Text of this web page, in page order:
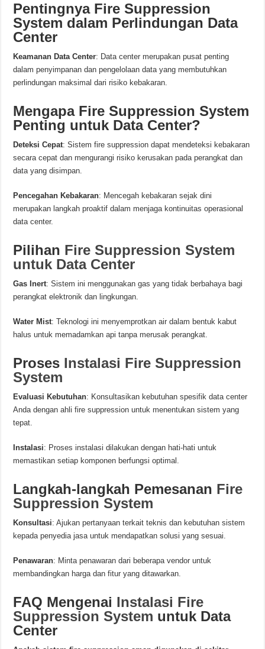
Pentingnya Fire Suppression
System dalam Perlindungan Data
Center
Keamanan Data Center: Data center merupakan pusat penting
dalam penyimpanan dan pengelolaan data yang membutuhkan
perlindungan maksimal dari risiko kebakaran.
Mengapa Fire Suppression System
Penting untuk Data Center?
Deteksi Cepat: Sistem fire suppression dapat mendeteksi kebakaran
secara cepat dan mengurangi risiko kerusakan pada perangkat dan
data yang disimpan.
Pencegahan Kebakaran: Mencegah kebakaran sejak dini
merupakan langkah proaktif dalam menjaga kontinuitas operasional
data center.
Pilihan Fire Suppression System
untuk Data Center
Gas Inert: Sistem ini menggunakan gas yang tidak berbahaya bagi
perangkat elektronik dan lingkungan.
Water Mist: Teknologi ini menyemprotkan air dalam bentuk kabut
halus untuk memadamkan api tanpa merusak perangkat.
Proses Instalasi Fire Suppression
System
Evaluasi Kebutuhan: Konsultasikan kebutuhan spesifik data center
Anda dengan ahli fire suppression untuk menentukan sistem yang
tepat.
Instalasi: Proses instalasi dilakukan dengan hati-hati untuk
memastikan setiap komponen berfungsi optimal.
Langkah-langkah Pemesanan Fire
Suppression System
Konsultasi: Ajukan pertanyaan terkait teknis dan kebutuhan sistem
kepada penyedia jasa untuk mendapatkan solusi yang sesuai.
Penawaran: Minta penawaran dari beberapa vendor untuk
membandingkan harga dan fitur yang ditawarkan.
FAQ Mengenai Instalasi Fire
Suppression System untuk Data
Center